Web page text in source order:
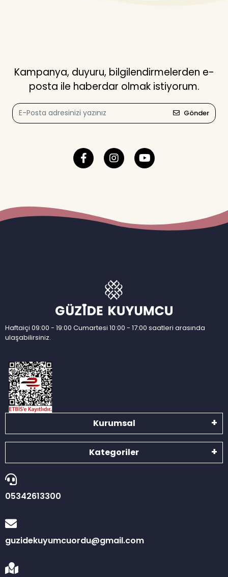
Kampanya, duyuru, bilgilendirmelerden e-
posta ile haberdar olmak istiyorum.
Gönder
Haftaiçi 09:00 - 19:00 Cumartesi 10:00 - 17:00 saatleri arasında
ulaşabilirsiniz.
Kurumsal
Kategoriler
05342613300
guzidekuyumcuordu@gmail.com